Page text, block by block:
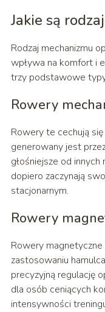
Jakie są
Rodzaj mechanizmu
wpływa na komfort i
trzy podstawowe
Rowery
Rowery te cechują
generowany jest
głośniejsze od
dopiero zaczynają
stacjonarnym.
Rowery
Rowery magnetyczne
zastosowaniu
precyzyjną regulację
dla osób ceniących
intensywności